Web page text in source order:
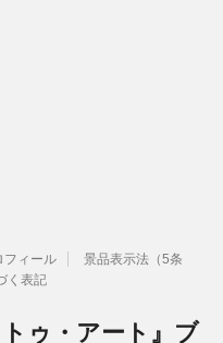
フィール
景品表示法（5条
く表記
ゥ・アート』ブ